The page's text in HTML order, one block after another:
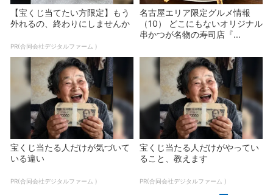
【宝くじ当てたい方限定】もう
外れるの、終わりにしませんか
PR(合同会社デジタルファーム )
名古屋エリア限定グルメ情報
（10） どこにもないオリジナル
串かつが名物の寿司店『...
宝くじ当たる人だけが気づいて
いる違い
PR(合同会社デジタルファーム )
宝くじ当たる人だけがやってい
ること、教えます
PR(合同会社デジタルファーム )